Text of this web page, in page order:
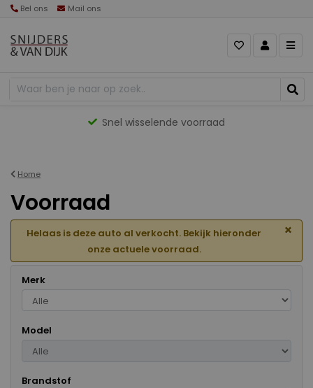
Bel ons Mail ons
Gevarieerd aanbod
Home
Voorraad
Helaas is deze auto al verkocht. Bekijk hieronder
onze actuele voorraad.
×
Merk
Model
Brandstof